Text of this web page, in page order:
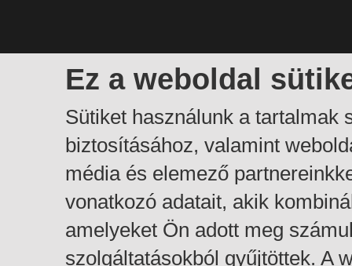
Ez a weboldal
Sütiket használunk a tartalmak
biztosításához, valamint
média és elemező
vonatkozó adatait, akik
amelyeket Ön adott meg
szolgáltatásokból gyűjtöttek. A